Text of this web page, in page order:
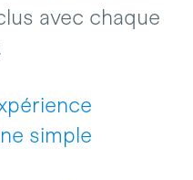
avec chaque
simple